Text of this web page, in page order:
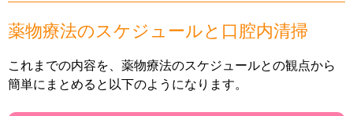
薬物療法のスケジュールと口腔内清掃
これまでの内容を、薬物療法のスケジュールとの観点から
簡単にまとめると以下のようになります。